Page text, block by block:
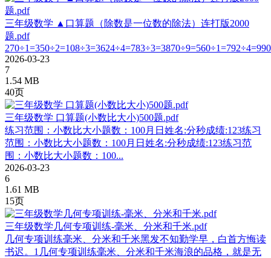
三年级数学 ▲口算题（除数是一位数的除法）连打版2000
题.pdf
2026-03-23
7
1.54 MB
40页
三年级数学 口算题(小数比大小)500题.pdf
练习范围：小数比大小题数：100月日姓名:分秒成绩:123练习
范围：小数比大小题数：100月日姓名:分秒成绩:123练习范
围：小数比大小题数：100...
2026-03-23
6
1.61 MB
15页
三年级数学几何专项训练-毫米、分米和千米.pdf
⼏何专项训练毫⽶、分⽶和千⽶⿊发不知勤学早，⽩⾸⽅悔读
书迟。1⼏何专项训练毫⽶、分⽶和千⽶海浪的品格，就是⽆